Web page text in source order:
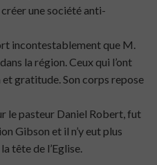
une société anti-
incontestablement que M.
la région. Ceux qui l’ont
gratitude. Son corps repose
le pasteur Daniel Robert, fut
Gibson et il n’y eut plus
tête de l’Eglise.